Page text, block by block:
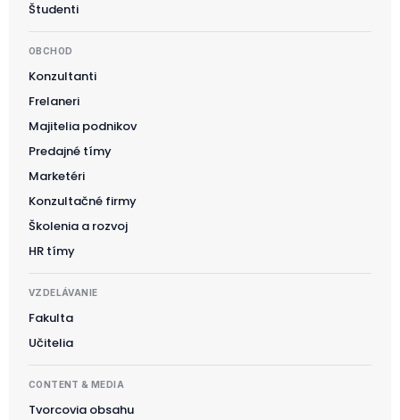
Študenti
OBCHOD
Konzultanti
Frelaneri
Majitelia podnikov
Predajné tímy
Marketéri
Konzultačné firmy
Školenia a rozvoj
HR tímy
VZDELÁVANIE
Fakulta
Učitelia
CONTENT & MEDIA
Tvorcovia obsahu